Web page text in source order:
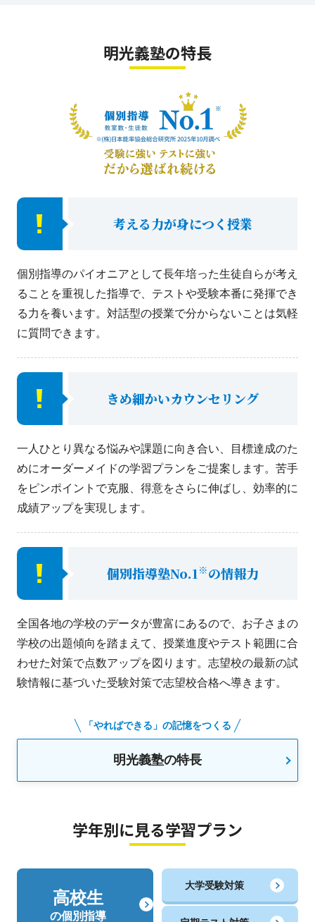
明光義塾の特長
考える力が身につく授業
個別指導のパイオニアとして長年培った生徒自らが考え
ることを重視した指導で、テストや受験本番に発揮でき
る力を養います。対話型の授業で分からないことは気軽
に質問できます。
きめ細かいカウンセリング
一人ひとり異なる悩みや課題に向き合い、目標達成のた
めにオーダーメイドの学習プランをご提案します。苦手
をピンポイントで克服、得意をさらに伸ばし、効率的に
成績アップを実現します。
個別指導塾No.1 ※の情報力
全国各地の学校のデータが豊富にあるので、お子さまの
学校の出題傾向を踏まえて、授業進度やテスト範囲に合
わせた対策で点数アップを図ります。志望校の最新の試
験情報に基づいた受験対策で志望校合格へ導きます。
「やればできる」の記憶をつくる
明光義塾の特長
学年別に見る学習プラン
高校生
の個別指導
大学受験対策